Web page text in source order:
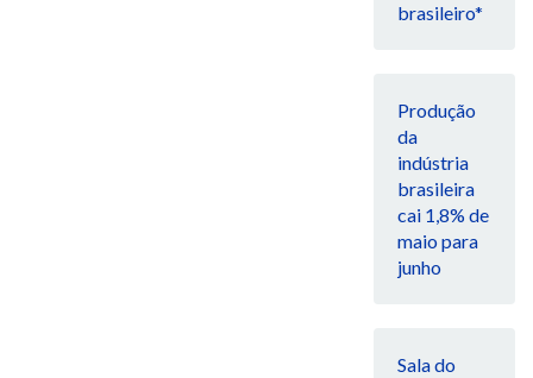
brasileiro*
Produção
da
indústria
brasileira
cai 1,8% de
maio para
junho
Sala do